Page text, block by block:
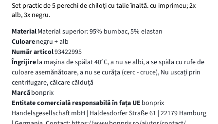
Set practic de 5 perechi de chiloți cu talie înaltă. cu imprimeu; 2x
alb, 3x negru.
MaterialMaterial superior: 95% bumbac, 5% elastan
Culoarenegru + alb
Număr articol93422995
Îngrijirela maşina de spălat 40°C, a nu se albi, a se spăla cu rufe de
culoare asemănătoare, a nu se curăţa (cerc - cruce), Nu uscați prin
centrifugare, călcare călduţă
Marcăbonprix
Entitate comercială responsabilă în fața UE bonprix
Handelsgesellschaft mbH | Haldesdorfer Straße 61 | 22179 Hamburg